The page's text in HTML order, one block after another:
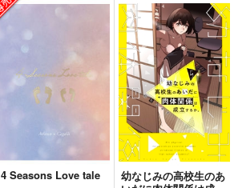
4 Seasons Love tale
幼なじみの高校生のあ